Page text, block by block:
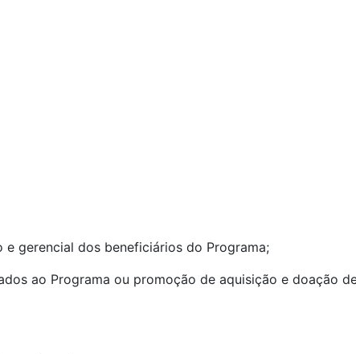
gerencial dos beneficiários do Programa;
ao Programa ou promoção de aquisição e doação